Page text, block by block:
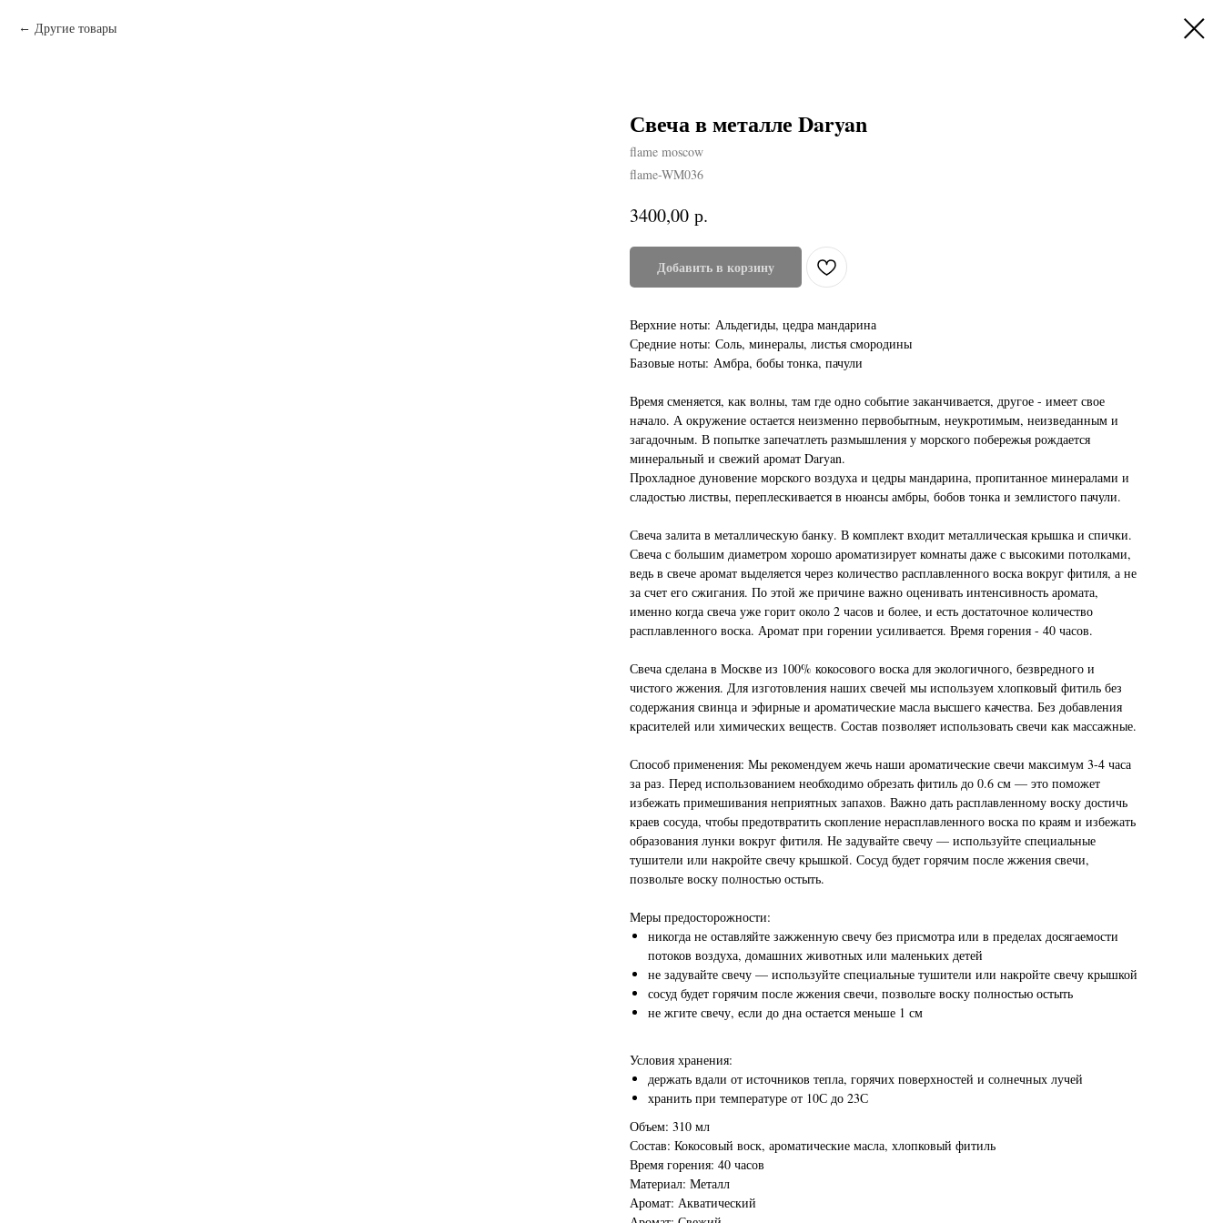
Другие товары
Свеча в металле Daryan
flame moscow
flame-WM036
3400,00 р.
Добавить в корзину
Верхние ноты: Альдегиды, цедра мандарина
Средние ноты: Соль, минералы, листья смородины
Базовые ноты: Амбра, бобы тонка, пачули
Время сменяется, как волны, там где одно событие заканчивается, другое - имеет свое
начало. А окружение остается неизменно первобытным, неукротимым, неизведанным и
загадочным. В попытке запечатлеть размышления у морского побережья рождается
минеральный и свежий аромат Daryan.
Прохладное дуновение морского воздуха и цедры мандарина, пропитанное минералами и
сладостью листвы, переплескивается в нюансы амбры, бобов тонка и землистого пачули.
Свеча залита в металлическую банку. В комплект входит металлическая крышка и спички.
Свеча с большим диаметром хорошо ароматизирует комнаты даже с высокими потолками,
ведь в свече аромат выделяется через количество расплавленного воска вокруг фитиля, а не
за счет его сжигания. По этой же причине важно оценивать интенсивность аромата,
именно когда свеча уже горит около 2 часов и более, и есть достаточное количество
расплавленного воска. Аромат при горении усиливается. Время горения - 40 часов.
Свеча сделана в Москве из 100% кокосового воска для экологичного, безвредного и
чистого жжения. Для изготовления наших свечей мы используем хлопковый фитиль без
содержания свинца и эфирные и ароматические масла высшего качества. Без добавления
красителей или химических веществ. Состав позволяет использовать свечи как массажные.
Способ применения: Мы рекомендуем жечь наши ароматические свечи максимум 3-4 часа
за раз. Перед использованием необходимо обрезать фитиль до 0.6 см — это поможет
избежать примешивания неприятных запахов. Важно дать расплавленному воску достичь
краев сосуда, чтобы предотвратить скопление нерасплавленного воска по краям и избежать
образования лунки вокруг фитиля. Не задувайте свечу — используйте специальные
тушители или накройте свечу крышкой. Сосуд будет горячим после жжения свечи,
позвольте воску полностью остыть.
Меры предосторожности:
никогда не оставляйте зажженную свечу без присмотра или в пределах досягаемости
потоков воздуха, домашних животных или маленьких детей
не задувайте свечу — используйте специальные тушители или накройте свечу крышкой
сосуд будет горячим после жжения свечи, позвольте воску полностью остыть
не жгите свечу, если до дна остается меньше 1 см
Условия хранения:
держать вдали от источников тепла, горячих поверхностей и солнечных лучей
хранить при температуре от 10С до 23С
Объем: 310 мл
Состав: Кокосовый воск, ароматические масла, хлопковый фитиль
Время горения: 40 часов
Материал: Металл
Аромат: Акватический